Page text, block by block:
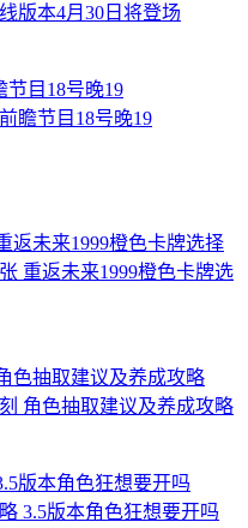
版本4月30日将登场
瞻节目18号晚19
重返未来1999橙色卡牌选
角色抽取建议及养成攻略
3.5版本角色狂想要开吗